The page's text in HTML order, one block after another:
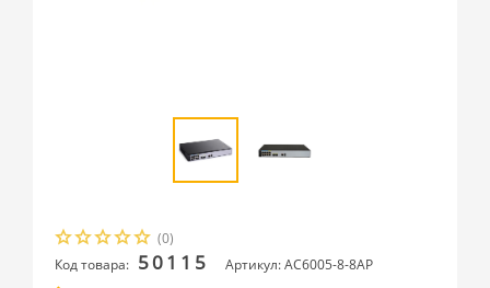
(0)
Код товара: 50115
Артикул: AC6005-8-8AP